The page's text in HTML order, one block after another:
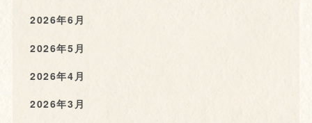
2026年6月
2026年5月
2026年4月
2026年3月